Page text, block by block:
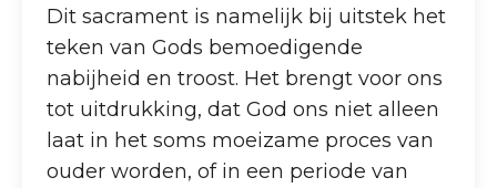
Dit sacrament is namelijk bij uitstek het
teken van Gods bemoedigende
nabijheid en troost. Het brengt voor ons
tot uitdrukking, dat God ons niet alleen
laat in het soms moeizame proces van
ouder worden, of in een periode van